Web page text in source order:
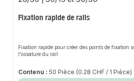
Fixation rapide de rails
Fixation rapide pour créer des points de fixation
l'ossature du rail
Contenu :50 Pièce (0.28 CHF / 1 Pièce)